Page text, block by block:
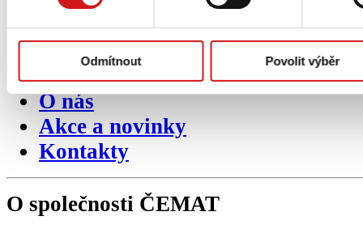
Odmítnout Povolit výběr
Sekundární
Úvod
Produkty
O nás
Akce a novinky
Kontakty
O společnosti ČEMAT